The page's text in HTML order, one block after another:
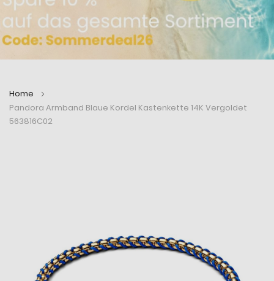
Home
Pandora Armband Blaue Kordel Kastenkette 14K Vergoldet
563816C02